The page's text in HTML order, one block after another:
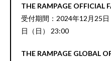
THE RAMPAGE OFFICIAL
受付期間：2024年12月25
日（日） 23:00
THE RAMPAGE GLOBAL